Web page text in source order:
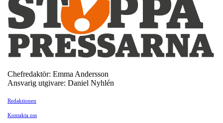
Chefredaktör: Emma Andersson
Ansvarig utgivare: Daniel Nyhlén
Redaktionen
Kontakta oss